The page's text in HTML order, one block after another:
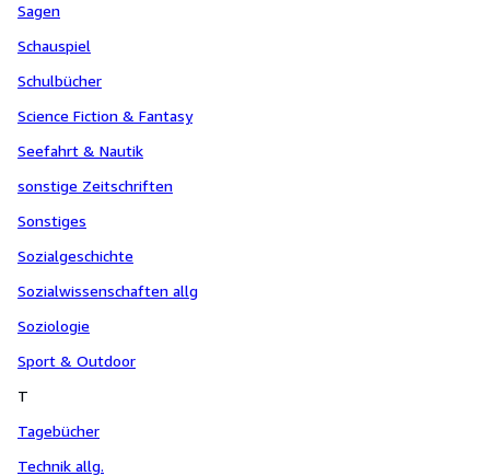
Sagen
Schauspiel
Schulbücher
Science Fiction & Fantasy
Seefahrt & Nautik
sonstige Zeitschriften
Sonstiges
Sozialgeschichte
Sozialwissenschaften allg
Soziologie
Sport & Outdoor
T
Tagebücher
Technik allg.